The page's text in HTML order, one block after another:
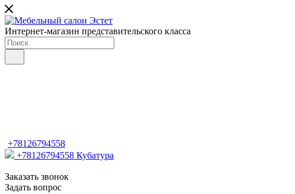
Интернет-магазин представительского класса
+78126794558
+78126794558 Кубатура
Заказать звонок
Задать вопрос